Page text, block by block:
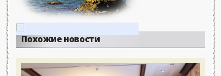
Похожие новости